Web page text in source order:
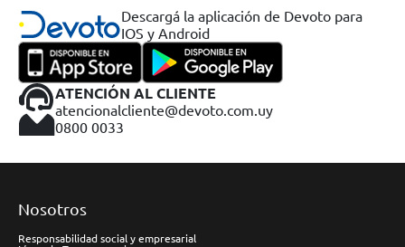
Descargá la aplicación de Devoto para
IOS y Android
ATENCIÓN AL CLIENTE
atencionalcliente@devoto.com.uy
0800 0033
Nosotros
Responsabilidad social y empresarial